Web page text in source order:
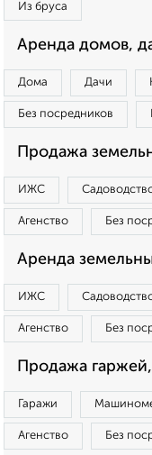
Из бруса
Аренда домов,
Дома Дачи
Без посредников
Продажа
ИЖС
Агенство Без
Аренда
ИЖС
Агенство Без
Продажа
Гаражи
Агенство Без